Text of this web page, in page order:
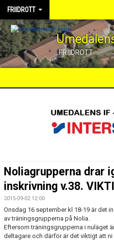
FRIIDROTT
FRIIDROTT
EGNA TÄVLINGAR
BILDGALLERI
Noliagrupperna drar
inskrivning v.38.
2015-09-02 12:00
Onsdag 16 september kl 18-19 är det
av träningsgrupperna på Nolia.
Eftersom träningsgrupperna i nuläget
deltagare och därför är det viktigt att